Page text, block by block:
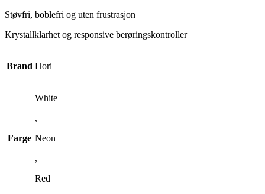
Støvfri, boblefri og uten frustrasjon
Krystallklarhet og responsive berøringskontroller
Brand Hori
Farge
White
,
Neon
,
Red